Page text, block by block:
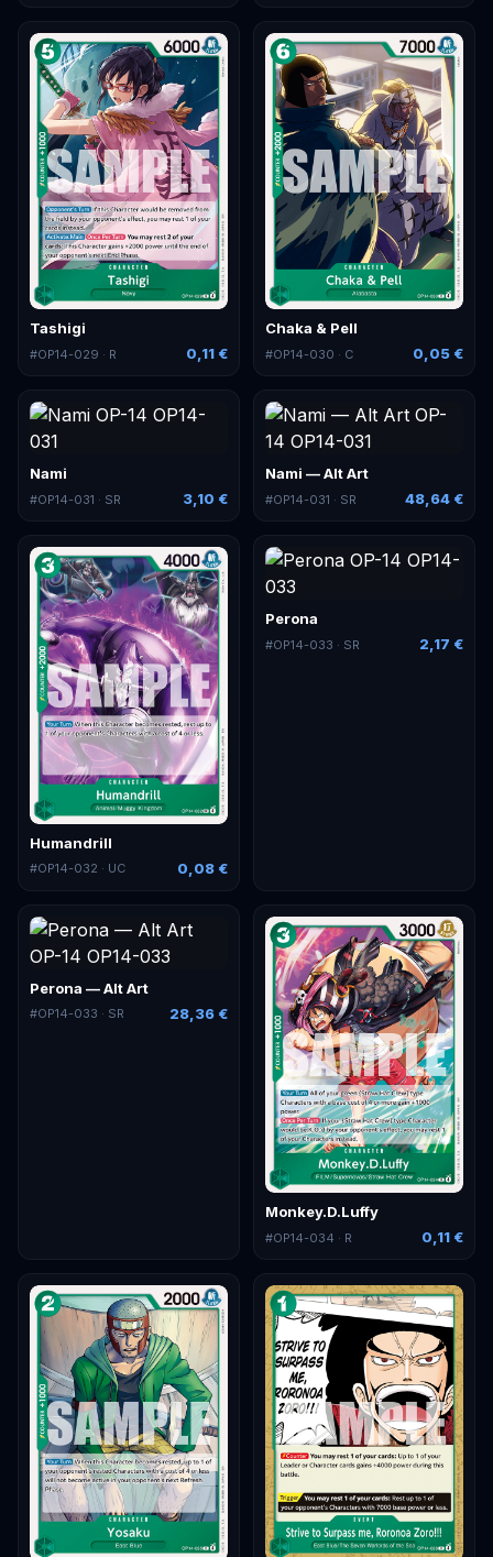
Tashigi
#OP14-029 · R 0,11 €
Chaka & Pell
#OP14-030 · C 0,05 €
Nami
#OP14-031 · SR 3,10 €
Nami — Alt Art
#OP14-031 · SR 48,64 €
Humandrill
#OP14-032 · UC 0,08 €
Perona
#OP14-033 · SR 2,17 €
Perona — Alt Art
#OP14-033 · SR 28,36 €
Monkey.D.Luffy
#OP14-034 · R 0,11 €